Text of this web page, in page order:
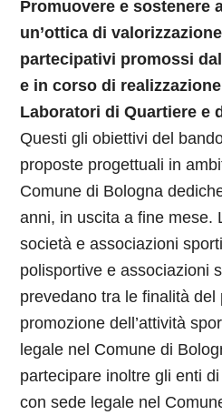
Promuovere e sostenere
un’ottica di
partecipativi promossi
e in corso di
Laboratori di Quartiere e
Questi gli obiettivi del
proposte progettuali in
Comune di Bologna
anni, in uscita a fine mese.
società e associazioni
polisportive e associazioni
prevedano tra le finalità del
promozione dell’attività
legale nel Comune di
partecipare inoltre gli enti
con sede legale nel